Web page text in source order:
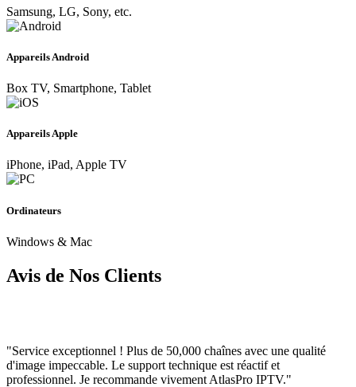
Samsung, LG, Sony, etc.
Appareils Android
Box TV, Smartphone, Tablet
Appareils Apple
iPhone, iPad, Apple TV
Ordinateurs
Windows & Mac
Avis de Nos Clients
"Service exceptionnel ! Plus de 50,000 chaînes avec une qualité
d'image impeccable. Le support technique est réactif et
professionnel. Je recommande vivement AtlasPro IPTV."